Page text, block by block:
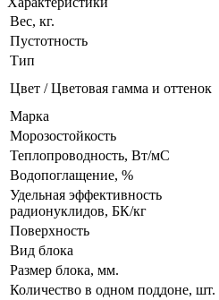
Вес, кг.
Пустотность
Тип
Цвет / Цветовая гамма и оттенок
Марка
Морозостойкость
Теплопроводность, Вт/мC
Водопоглащение, %
Удельная эффективность
радионуклидов, БК/кг
Поверхность
Вид блока
Размер блока, мм.
Количество в одном поддоне, шт.